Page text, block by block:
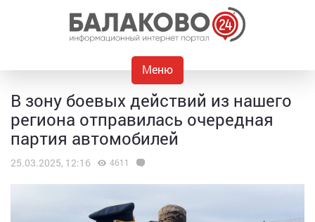
Меню
В зону боевых действий из нашего
региона отправилась очередная
партия автомобилей
25.03.2025, 12:16 4611